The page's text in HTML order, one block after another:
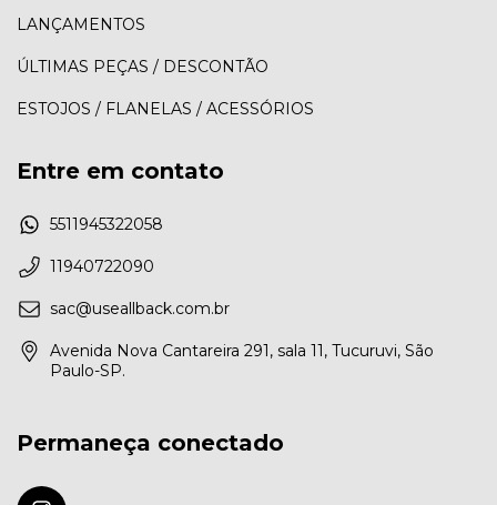
LANÇAMENTOS
ÚLTIMAS PEÇAS / DESCONTÃO
ESTOJOS / FLANELAS / ACESSÓRIOS
Entre em contato
5511945322058
11940722090
sac@useallback.com.br
Avenida Nova Cantareira 291, sala 11, Tucuruvi, São
Paulo-SP.
Permaneça conectado